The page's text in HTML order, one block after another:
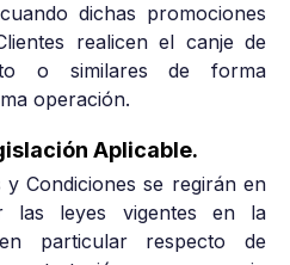
dichas promociones
realicen el canje de
o similares de forma
operación.
Aplicable.
Condiciones se regirán en
las leyes vigentes en la
particular respecto de